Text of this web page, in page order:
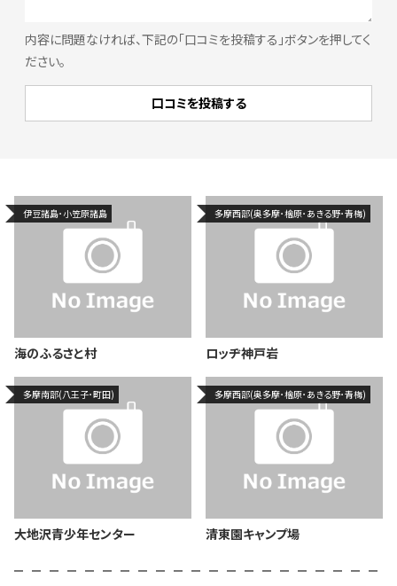
内容に問題なければ、下記の「口コミを投稿する」ボタンを押してく
ださい。
伊豆諸島･小笠原諸島
海のふるさと村
多摩西部(奥多摩･檜原･あきる野･青梅)
ロッヂ神戸岩
多摩南部(八王子･町田)
大地沢青少年センター
多摩西部(奥多摩･檜原･あきる野･青梅)
清東園キャンプ場